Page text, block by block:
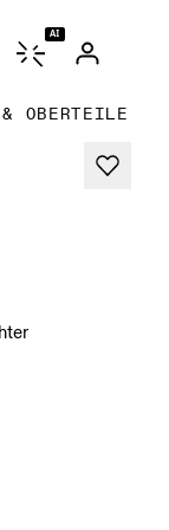
AI
OBERTEILE